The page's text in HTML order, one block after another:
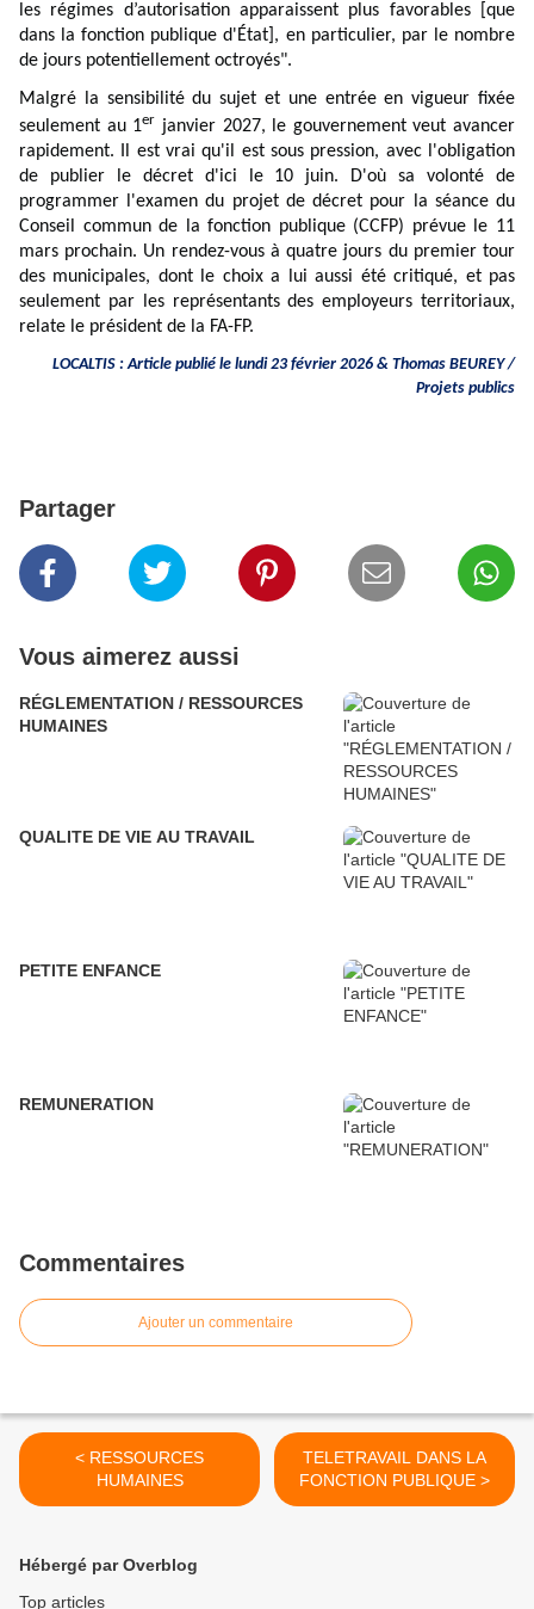
les régimes d’autorisation apparaissent plus favorables [que
dans la fonction publique d'État], en particulier, par le nombre
de jours potentiellement octroyés".
Malgré la sensibilité du sujet et une entrée en vigueur fixée
seulement au 1er janvier 2027, le gouvernement veut avancer
rapidement. Il est vrai qu'il est sous pression, avec l'obligation
de publier le décret d'ici le 10 juin. D'où sa volonté de
programmer l'examen du projet de décret pour la séance du
Conseil commun de la fonction publique (CCFP) prévue le 11
mars prochain. Un rendez-vous à quatre jours du premier tour
des municipales, dont le choix a lui aussi été critiqué, et pas
seulement par les représentants des employeurs territoriaux,
relate le président de la FA-FP.
LOCALTIS : Article publié le lundi 23 février 2026 & Thomas BEUREY /
Projets publics
Partager
Vous aimerez aussi
RÉGLEMENTATION / RESSOURCES
HUMAINES
QUALITE DE VIE AU TRAVAIL
PETITE ENFANCE
REMUNERATION
Commentaires
Ajouter un commentaire
< RESSOURCES
HUMAINES
TELETRAVAIL DANS LA
FONCTION PUBLIQUE >
Hébergé par Overblog
Top articles